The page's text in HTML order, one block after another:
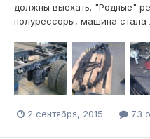
должны выехать. "Родные"
полурессоры, машина стала
2 сентября, 2015 73